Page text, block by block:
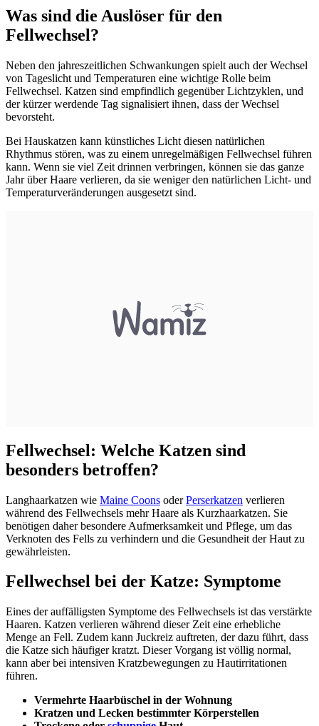
Was sind die Auslöser für den
Fellwechsel?
Neben den jahreszeitlichen Schwankungen spielt auch der Wechsel
von Tageslicht und Temperaturen eine wichtige Rolle beim
Fellwechsel. Katzen sind empfindlich gegenüber Lichtzyklen, und
der kürzer werdende Tag signalisiert ihnen, dass der Wechsel
bevorsteht.
Bei Hauskatzen kann künstliches Licht diesen natürlichen
Rhythmus stören, was zu einem unregelmäßigen Fellwechsel führen
kann. Wenn sie viel Zeit drinnen verbringen, können sie das ganze
Jahr über Haare verlieren, da sie weniger den natürlichen Licht- und
Temperaturveränderungen ausgesetzt sind.
Fellwechsel: Welche Katzen sind
besonders betroffen?
Langhaarkatzen wie Maine Coons oderPerserkatzen verlieren
während des Fellwechsels mehr Haare als Kurzhaarkatzen. Sie
benötigen daher besondere Aufmerksamkeit und Pflege, um das
Verknoten des Fells zu verhindern und die Gesundheit der Haut zu
gewährleisten.
Fellwechsel bei der Katze: Symptome
Eines der auffälligsten Symptome des Fellwechsels ist das verstärkte
Haaren. Katzen verlieren während dieser Zeit eine erhebliche
Menge an Fell. Zudem kann Juckreiz auftreten, der dazu führt, dass
die Katze sich häufiger kratzt. Dieser Vorgang ist völlig normal,
kann aber bei intensiven Kratzbewegungen zu Hautirritationen
führen.
Vermehrte Haarbüschel in der Wohnung
Kratzen und Lecken bestimmter Körperstellen